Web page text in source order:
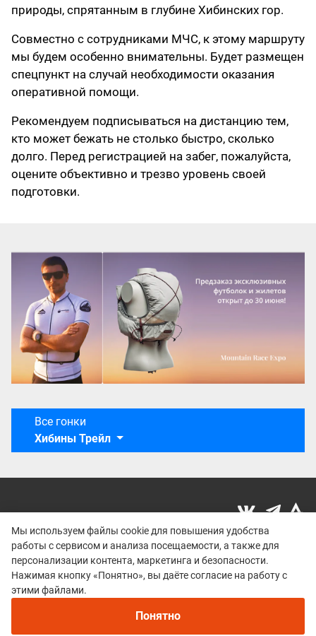
природы, спрятанным в глубине Хибинских гор.
Совместно с сотрудниками МЧС, к этому маршруту
мы будем особенно внимательны. Будет размещен
спецпункт на случай необходимости оказания
оперативной помощи.
Рекомендуем подписываться на дистанцию тем,
кто может бежать не столько быстро, сколько
долго. Перед регистрацией на забег, пожалуйста,
оцените объективно и трезво уровень своей
подготовки.
Все гонки
Хибины Трейл
Мы используем файлы cookie для повышения удобства
работы с сервисом и анализа посещаемости, а также для
персонализации контента, маркетинга и безопасности.
Нажимая кнопку «Понятно», вы даёте согласие на работу с
этими файлами.
Понятно
© 2015–2026 mountain-race.ru
Полное или частичное копирование материалов сайта «mountain-race.ru»
разрешено только при обязательном указании источника и прямой
Политика конфиденциальности